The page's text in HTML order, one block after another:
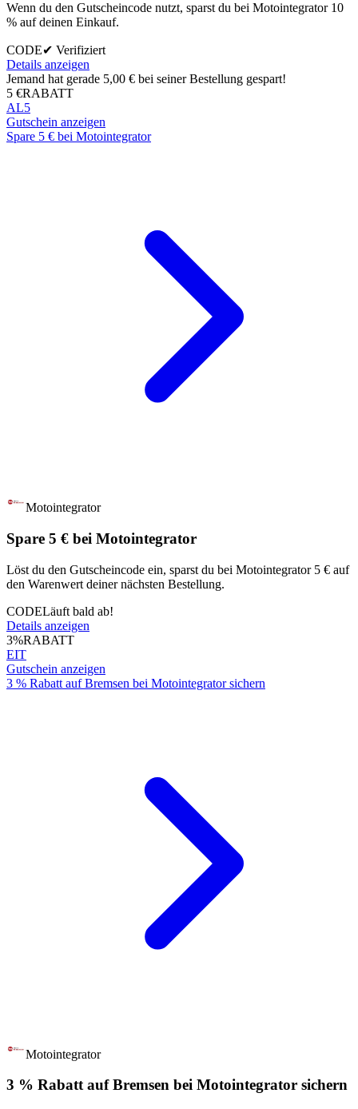
Wenn du den Gutscheincode nutzt, sparst du bei Motointegrator 10
% auf deinen Einkauf.
CODE✔ Verifiziert
Details anzeigen
Jemand hat gerade 5,00 € bei seiner Bestellung gespart!
5 €RABATT
AL5
Gutschein anzeigen
Spare 5 € bei Motointegrator
Motointegrator
Spare 5 € bei Motointegrator
Löst du den Gutscheincode ein, sparst du bei Motointegrator 5 € auf
den Warenwert deiner nächsten Bestellung.
CODELäuft bald ab!
Details anzeigen
3%RABATT
EIT
Gutschein anzeigen
3 % Rabatt auf Bremsen bei Motointegrator sichern
Motointegrator
3 % Rabatt auf Bremsen bei Motointegrator sichern